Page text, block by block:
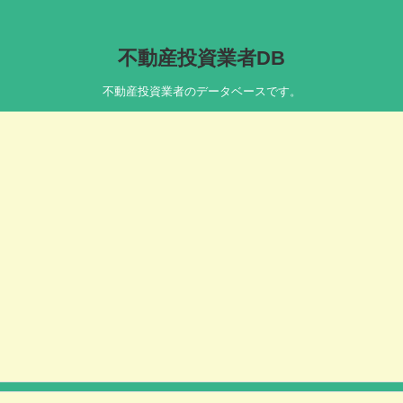
不動産投資業者DB
不動産投資業者のデータベースです。